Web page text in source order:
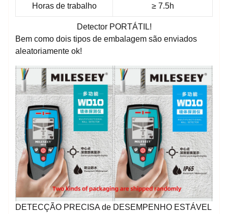
Horas de trabalho ≥ 7.5h
Detector PORTÁTIL!
Bem como dois tipos de embalagem são enviados
aleatoriamente ok!
DETECÇÃO PRECISA de DESEMPENHO ESTÁVEL